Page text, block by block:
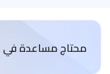
محتاج مساعدة في